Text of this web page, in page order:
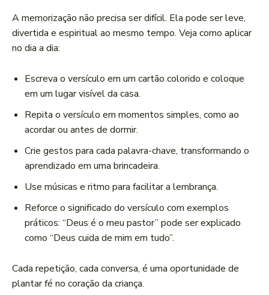
A memorização não precisa ser difícil. Ela pode ser leve,
divertida e espiritual ao mesmo tempo. Veja como aplicar
no dia a dia:
Escreva o versículo em um cartão colorido e coloque
em um lugar visível da casa.
Repita o versículo em momentos simples, como ao
acordar ou antes de dormir.
Crie gestos para cada palavra-chave, transformando o
aprendizado em uma brincadeira.
Use músicas e ritmo para facilitar a lembrança.
Reforce o significado do versículo com exemplos
práticos: “Deus é o meu pastor” pode ser explicado
como “Deus cuida de mim em tudo”.
Cada repetição, cada conversa, é uma oportunidade de
plantar fé no coração da criança.